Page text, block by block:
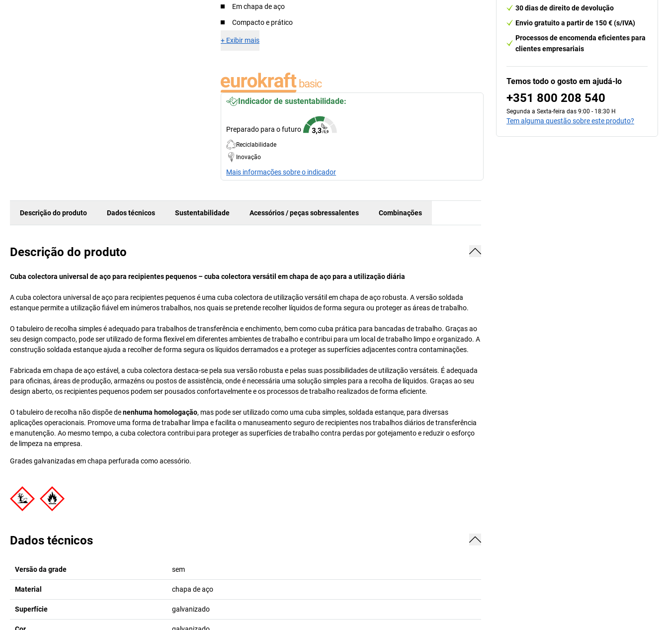
Em chapa de aço
Compacto e prático
+ Exibir mais
Indicador de sustentabilidade:
Preparado para o futuro
Reciclabilidade
Inovação
Mais informações sobre o indicador
Descrição do produto Dados técnicos Sustentabilidade Acessórios / peças sobressalentes Combinações
Descrição do produto
Cuba colectora universal de aço para recipientes pequenos – cuba colectora versátil em chapa de aço para a utilização diária
A cuba colectora universal de aço para recipientes pequenos é uma cuba colectora de utilização versátil em chapa de aço robusta. A versão soldada
estanque permite a utilização fiável em inúmeros trabalhos, nos quais se pretende recolher líquidos de forma segura ou proteger as áreas de trabalho.
O tabuleiro de recolha simples é adequado para trabalhos de transferência e enchimento, bem como cuba prática para bancadas de trabalho. Graças ao
seu design compacto, pode ser utilizado de forma flexível em diferentes ambientes de trabalho e contribui para um local de trabalho limpo e organizado. A
construção soldada estanque ajuda a recolher de forma segura os líquidos derramados e a proteger as superfícies adjacentes contra contaminações.
Fabricada em chapa de aço estável, a cuba colectora destaca-se pela sua versão robusta e pelas suas possibilidades de utilização versáteis. É adequada
para oficinas, áreas de produção, armazéns ou postos de assistência, onde é necessária uma solução simples para a recolha de líquidos. Graças ao seu
design aberto, os recipientes pequenos podem ser pousados confortavelmente e os processos de trabalho realizados de forma eficiente.
O tabuleiro de recolha não dispõe denenhuma homologação, mas pode ser utilizado como uma cuba simples, soldada estanque, para diversas
aplicações operacionais. Promove uma forma de trabalhar limpa e facilita o manuseamento seguro de recipientes nos trabalhos diários de transferência
e manutenção. Ao mesmo tempo, a cuba colectora contribui para proteger as superfícies de trabalho contra perdas por gotejamento e reduzir o esforço
de limpeza na empresa.
Grades galvanizadas em chapa perfurada como acessório.
Dados técnicos
Versão da grade sem
Material chapa de aço
Superfície galvanizado
30 dias de direito de devolução
Envio gratuito a partir de 150 € (s/IVA)
Processos de encomenda eficientes para
clientes empresariais
Temos todo o gosto em ajudá-lo
+351 800 208 540
Segunda a Sexta-feira das 9:00 - 18:30 H
Tem alguma questão sobre este produto?